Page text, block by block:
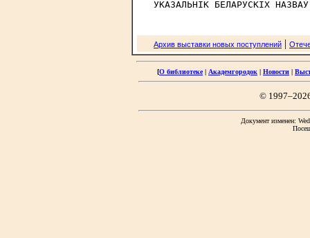
Архив выставки новых поступлений |
[О библиотеке| Академгородок | Новости |
©
Документ изменен: